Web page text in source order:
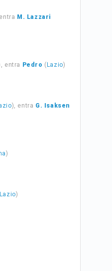
M. Lazzari
entra Pedro ( Lazio)
), entra G. Isaksen
)
Lazio)